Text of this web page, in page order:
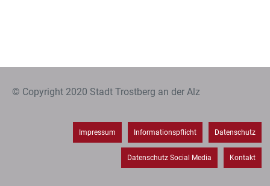
© Copyright 2020 Stadt Trostberg an der Alz
Impressum Informationspflicht Datenschutz
Datenschutz Social Media Kontakt